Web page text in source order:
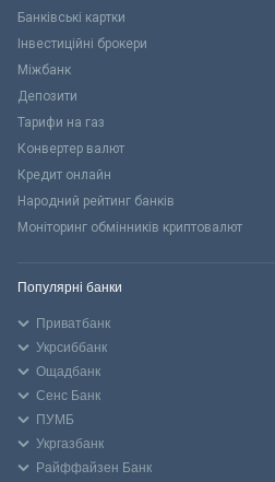
Банківські картки
Інвестиційні брокери
Міжбанк
Депозити
Тарифи на газ
Конвертер валют
Кредит онлайн
Народний рейтинг банків
Моніторинг обмінників криптовалют
Популярні банки
Приватбанк
Укрсиббанк
Ощадбанк
Сенс Банк
ПУМБ
Укргазбанк
Райффайзен Банк